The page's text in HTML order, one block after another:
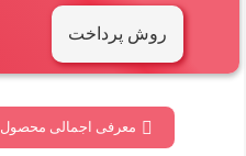
روش پرداخت
معرفی اجمالی محصول